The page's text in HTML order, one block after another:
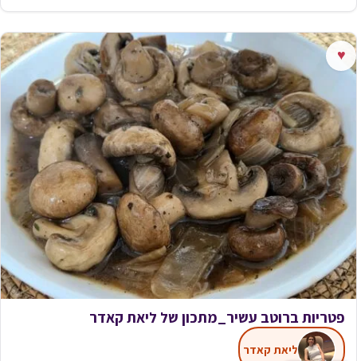
♥
פטריות ברוטב עשיר_מתכון של ליאת קאדר
ליאת קאדר